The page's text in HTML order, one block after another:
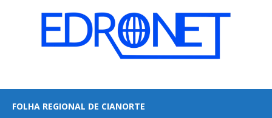
FOLHA REGIONAL DE CIANORTE